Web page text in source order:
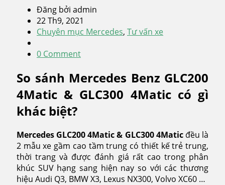
Đăng bởi admin
22 Th9, 2021
Chuyên mục Mercedes, Tư vấn xe
0 Comment
So sánh Mercedes Benz GLC200
4Matic & GLC300 4Matic có gì
khác biệt?
Mercedes GLC200 4Matic & GLC300 4Maticđều là
2 mẫu xe gầm cao tầm trung có thiết kế trẻ trung,
thời trang và được đánh giá rất cao trong phân
khúc SUV hạng sang hiện nay so với các thương
hiệu Audi Q3, BMW X3, Lexus NX300, Volvo XC60 …